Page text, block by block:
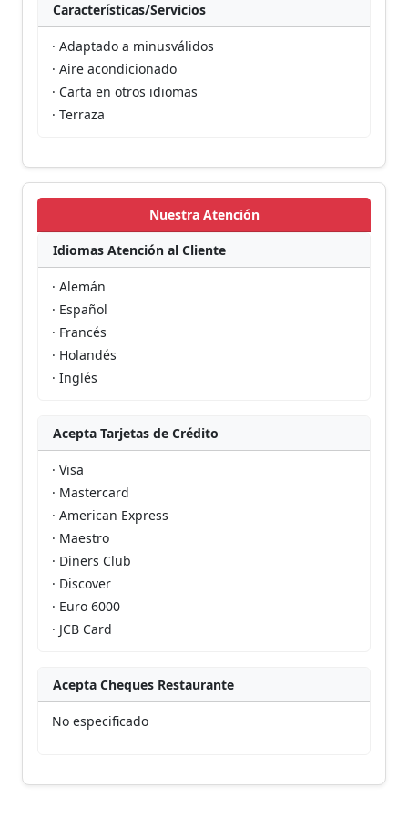
Características/Servicios
· Adaptado a minusválidos
· Aire acondicionado
· Carta en otros idiomas
· Terraza
Nuestra Atención
Idiomas Atención al Cliente
· Alemán
· Español
· Francés
· Holandés
· Inglés
Acepta Tarjetas de Crédito
· Visa
· Mastercard
· American Express
· Maestro
· Diners Club
· Discover
· Euro 6000
· JCB Card
Acepta Cheques Restaurante
No especificado